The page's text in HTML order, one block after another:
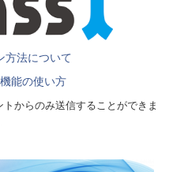
方法について
能の使い方
からのみ送信することができま